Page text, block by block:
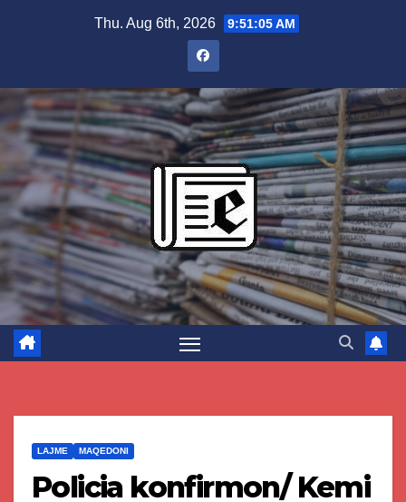
Thu. Aug 6th, 2026 9:51:06 AM
LAJME MAQEDONI
Policia konfirmon/ Kemi